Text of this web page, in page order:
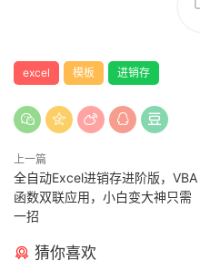
excel 模板 进销存
上一篇
全自动Excel进销存进阶版，VBA
函数双联应用，小白变大神只需
一招
猜你喜欢